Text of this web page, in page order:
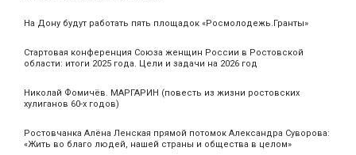
На Дону будут работать пять площадок «Росмолодежь.Гранты»
Стартовая конференция Союза женщин России в Ростовской
области: итоги 2025 года. Цели и задачи на 2026 год
Николай Фомичёв. МАРГАРИН (повесть из жизни ростовских
хулиганов 60-х годов)
Ростовчанка Алёна Ленская прямой потомок Александра Суворова:
«Жить во благо людей, нашей страны и общества в целом»